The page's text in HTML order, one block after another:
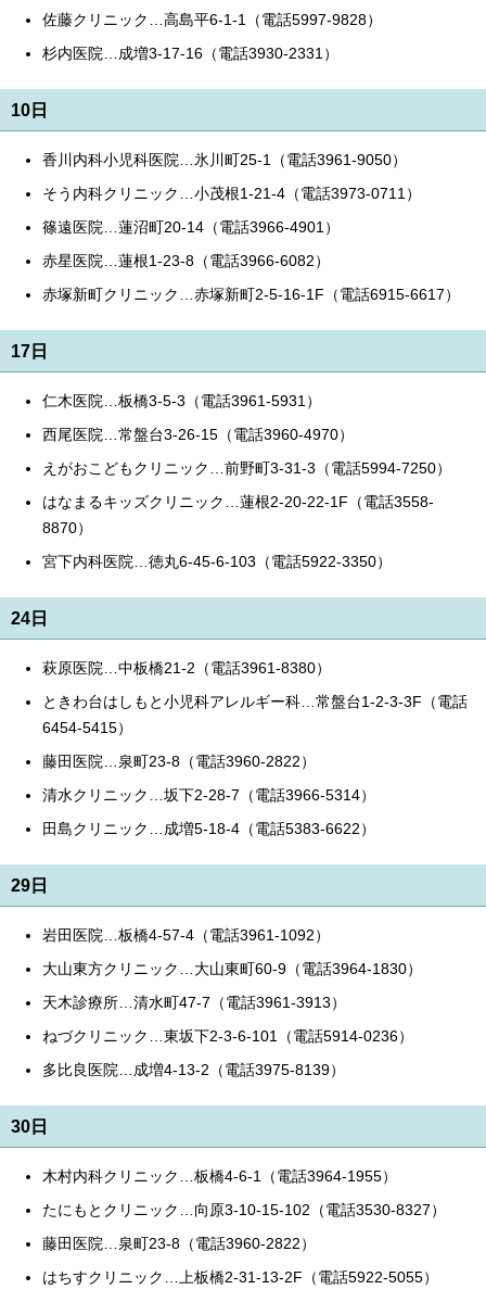
佐藤クリニック…高島平6-1-1（電話5997-9828）
杉内医院…成増3-17-16（電話3930-2331）
10日
香川内科小児科医院…氷川町25-1（電話3961-9050）
そう内科クリニック…小茂根1-21-4（電話3973-0711）
篠遠医院…蓮沼町20-14（電話3966-4901）
赤星医院…蓮根1-23-8（電話3966-6082）
赤塚新町クリニック…赤塚新町2-5-16-1F（電話6915-6617）
17日
仁木医院…板橋3-5-3（電話3961-5931）
西尾医院…常盤台3-26-15（電話3960-4970）
えがおこどもクリニック…前野町3-31-3（電話5994-7250）
はなまるキッズクリニック…蓮根2-20-22-1F（電話3558-
8870）
宮下内科医院…徳丸6-45-6-103（電話5922-3350）
24日
萩原医院…中板橋21-2（電話3961-8380）
ときわ台はしもと小児科アレルギー科…常盤台1-2-3-3F（電話
6454-5415）
藤田医院…泉町23-8（電話3960-2822）
清水クリニック…坂下2-28-7（電話3966-5314）
田島クリニック…成増5-18-4（電話5383-6622）
29日
岩田医院…板橋4-57-4（電話3961-1092）
大山東方クリニック…大山東町60-9（電話3964-1830）
天木診療所…清水町47-7（電話3961-3913）
ねづクリニック…東坂下2-3-6-101（電話5914-0236）
多比良医院…成増4-13-2（電話3975-8139）
30日
木村内科クリニック…板橋4-6-1（電話3964-1955）
たにもとクリニック…向原3-10-15-102（電話3530-8327）
藤田医院…泉町23-8（電話3960-2822）
はちすクリニック…上板橋2-31-13-2F（電話5922-5055）